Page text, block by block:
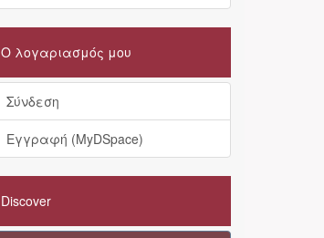
Ο λογαριασμός μου
Σύνδεση
Εγγραφή (MyDSpace)
Discover